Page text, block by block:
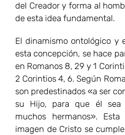
del Creador y forma al
de esta idea fundamental.
El dinamismo ontológico y
esta concepción, se hace
en Romanos 8, 29 y 1
2 Corintios 4, 6. Según
son predestinados «a ser
su Hijo, para que él sea
muchos hermanos».
imagen de Cristo se